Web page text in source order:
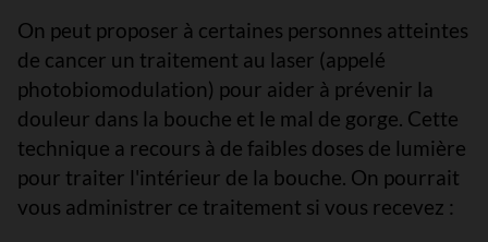
On peut proposer à certaines personnes atteintes
de cancer un traitement au laser (appelé
photobiomodulation) pour aider à prévenir la
douleur dans la bouche et le mal de gorge. Cette
technique a recours à de faibles doses de lumière
pour traiter l'intérieur de la bouche. On pourrait
vous administrer ce traitement si vous recevez :